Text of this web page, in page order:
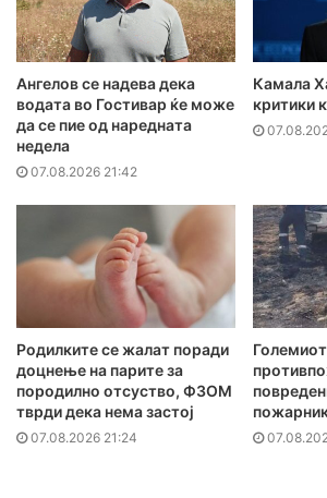
Ангелов се надева дека
водата во Гостивар ќе може
да се пие од наредната
недела
07.08.2026 21:42
Камала
критики
Родилките се жалат поради
доцнење на парите за
породилно отсуство, ФЗОМ
тврди дека нема застој
07.08.2026 21:24